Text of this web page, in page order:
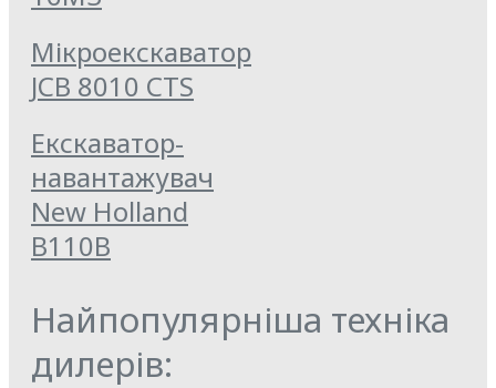
Мікроекскаватор
JCB 8010 CTS
Екскаватор-
навантажувач
New Holland
B110B
Найпопулярніша техніка
дилерів: